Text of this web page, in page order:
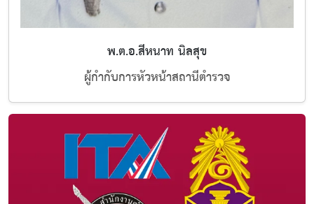
พ.ต.อ.สีหนาท นิลสุข
ผู้กำกับการหัวหน้าสถานีตำรวจ